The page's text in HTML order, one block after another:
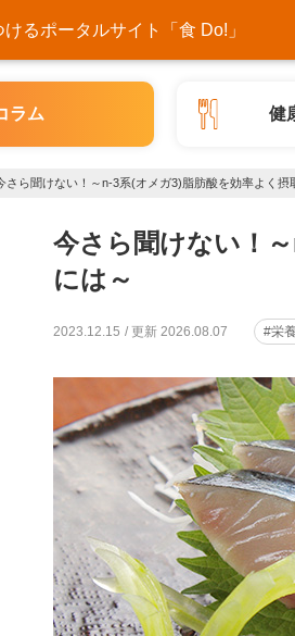
けるポータルサイト「食 Do!」
ラム 健
さら聞けない！～n-3系(オメガ3)脂肪酸を効率よく摂
今さら聞けない！
には～
2023.12.15 更新 2026.08.07 #栄